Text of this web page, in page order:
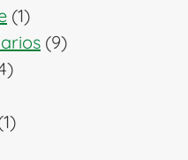
11
producto
99
4
11